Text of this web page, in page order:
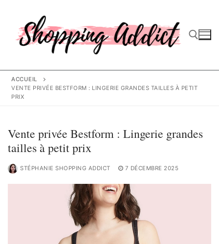
contenu
ACCUEIL
VENTE PRIVÉE BESTFORM : LINGERIE GRANDES TAILLES À PETIT
PRIX
Vente privée Bestform : Lingerie grandes
tailles à petit prix
STÉPHANIE SHOPPING ADDICT 7 DÉCEMBRE 2025